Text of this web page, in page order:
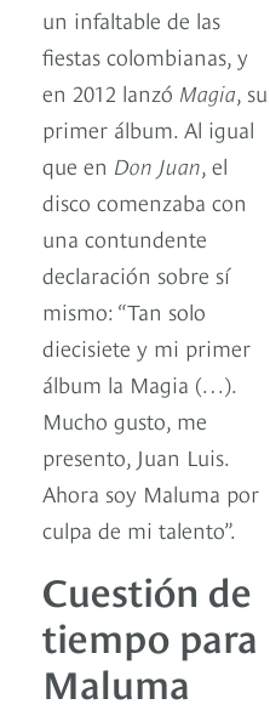
un infaltable de las
fiestas colombianas, y
en 2012 lanzó Magia, su
primer álbum. Al igual
que en Don Juan, el
disco comenzaba con
una contundente
declaración sobre sí
mismo: “Tan solo
diecisiete y mi primer
álbum la Magia (…).
Mucho gusto, me
presento, Juan Luis.
Ahora soy Maluma por
culpa de mi talento”.
Cuestión de
tiempo para
Maluma